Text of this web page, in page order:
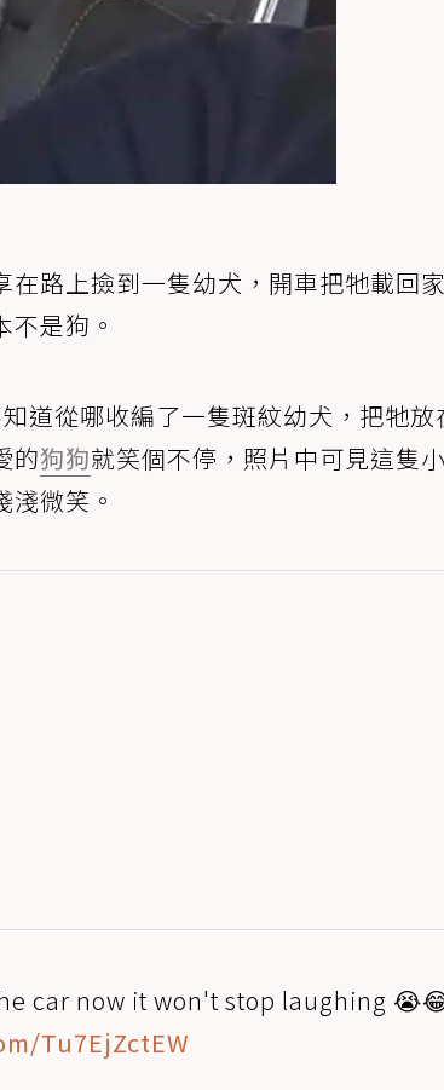
路上撿到一隻幼犬，開車把牠載回
是狗。
知道從哪收編了一隻斑紋幼犬，把牠放
的狗狗就笑個不停，照片中可見這隻
微笑。
car now it won't stop laughing
Tu7EjZctEW